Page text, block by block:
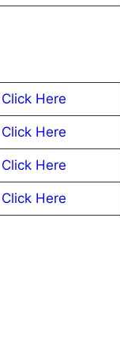
Click Here
Click Here
Click Here
Click Here